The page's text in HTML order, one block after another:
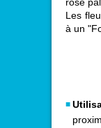
Les
à un